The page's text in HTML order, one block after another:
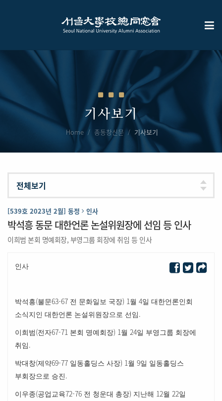
기사보기
Home 총동창신문 기사보기
[539호 2023년 2월] 동정 인사
박석흥 동문 대한언론 논설위원장에 선임 등 인사
이희범 본회 명예회장, 부영그룹 회장에 취임 등 인사
인사
박석흥(불문63-67 전 문화일보 국장) 1월 4일 대한언론인회
소식지인 대한언론 논설위원장으로 선임 .
이희범 (전자67-71 본회 명예회장) 1월 24일 부영그룹 회장에
취임 .
박대창(제약69-77 일동홀딩스 사장) 1월 9일 일동홀딩스
부회장으로 승진 .
이우종(공업교육72-76 전 청운대 총장) 지난해 12월 22일